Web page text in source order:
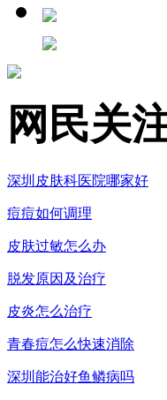
网民关
深圳皮肤科医院哪家好
痘痘如何调理
皮肤过敏怎么办
脱发原因及治疗
皮炎怎么治疗
青春痘怎么快速消除
深圳能治好鱼鳞病吗